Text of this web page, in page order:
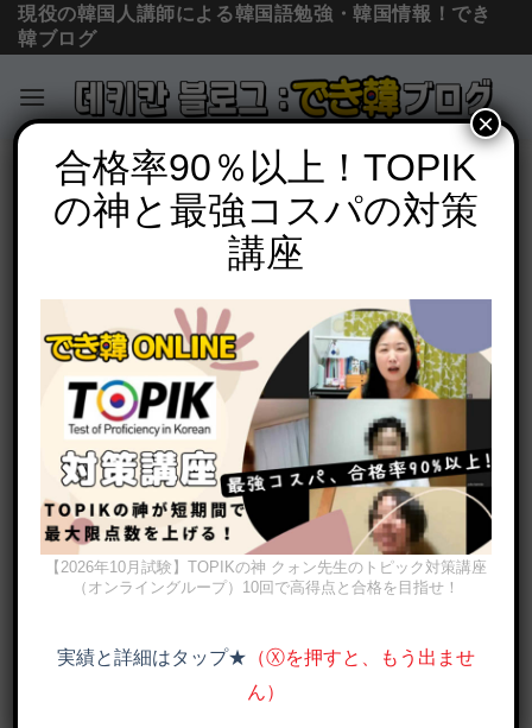
Skip
content
現役の韓国人講師による韓国語勉強・韓国情報！でき
韓ブログ
必須文法と表現
韓国語 ハムニダ・ニダ体・ニカ体の作り
方、意味、使い方を一挙解説【動画付
POSTED ON2021年2月22日 BYでき韓 パク先生
니다/습니다/니까(ニダ体, ニカ体)の意味と様々な使い方を例文で解
説
合格率90％以上！TOPIK
の神と最強コスパの対策
講座
【2026年10月試験】TOPIKの神 クォン先生のトピック対策講座
（オンライングループ）10回で高得点と合格を目指せ！
実績と詳細はタップ★ （Ⓧを押すと、もう出ませ
ん）
×